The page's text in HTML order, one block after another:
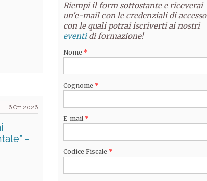
6 Ott 2026
-
Riempi il form sottostante e riceverai
un'e-mail con le credenziali di accesso
con le quali potrai iscriverti ai nostri
eventidi formazione!
Nome *
Cognome *
E-mail *
Codice Fiscale *